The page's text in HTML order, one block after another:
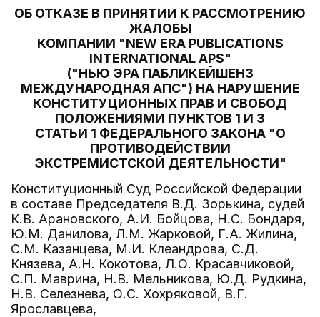
ОБ ОТКАЗЕ В ПРИНЯТИИ К РАССМОТРЕНИЮ
ЖАЛОБЫ
КОМПАНИИ "NEW ERA PUBLICATIONS
INTERNATIONAL APS"
("НЬЮ ЭРА ПАБЛИКЕЙШЕНЗ
МЕЖДУНАРОДНАЯ АПС") НА НАРУШЕНИЕ
КОНСТИТУЦИОННЫХ ПРАВ И СВОБОД
ПОЛОЖЕНИЯМИ ПУНКТОВ 1 И 3
СТАТЬИ 1 ФЕДЕРАЛЬНОГО ЗАКОНА "О
ПРОТИВОДЕЙСТВИИ
ЭКСТРЕМИСТСКОЙ ДЕЯТЕЛЬНОСТИ"
Конституционный Суд Российской Федерации
в составе Председателя В.Д. Зорькина, судей
К.В. Арановского, А.И. Бойцова, Н.С. Бондаря,
Ю.М. Данилова, Л.М. Жарковой, Г.А. Жилина,
С.М. Казанцева, М.И. Клеандрова, С.Д.
Князева, А.Н. Кокотова, Л.О. Красавчиковой,
С.П. Маврина, Н.В. Мельникова, Ю.Д. Рудкина,
Н.В. Селезнева, О.С. Хохряковой, В.Г.
Ярославцева,